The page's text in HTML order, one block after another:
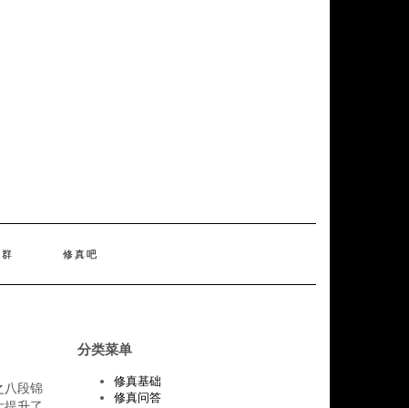
修真吧
八段锦
分类菜单
修真基础
修真问答